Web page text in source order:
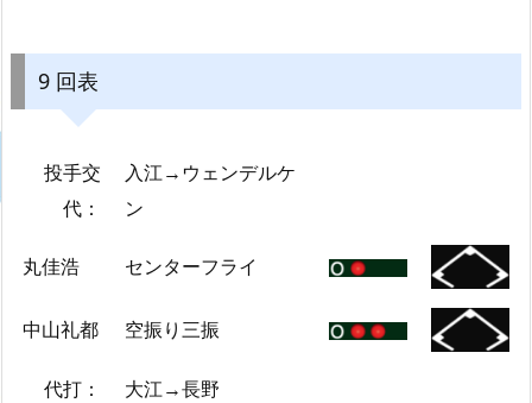
9 回表
投手交
代：
入江→ウェンデルケ
ン
丸佳浩 センターフライ
中山礼都 空振り三振
代打： 大江→長野